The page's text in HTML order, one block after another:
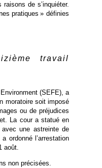
de s’inquiéter.
pratiques » définies
travail
(SEFE), a
moratoire soit imposé
ou de préjudices
La cour a statué en
une astreinte de
ordonné l’arrestation
août.
non précisées.